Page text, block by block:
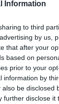
Information
to third
by us,
that after your
based on
prior to your
by
be disclosed
further disclose it
την
ζωές
του
ένα